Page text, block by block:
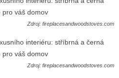
Zdroj: fireplacesandwoodstoves.com
Zdroj: fireplacesandwoodstoves.com